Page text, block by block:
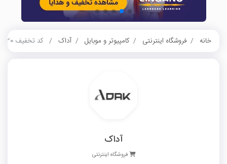
خانه فروشگاه اینترنتی کامپیوتر و موبایل آداک کد تخفیف 20 هزار تومانی اولین خرید موبایل‌های آداک
آداک
فروشگاه اینترنتی